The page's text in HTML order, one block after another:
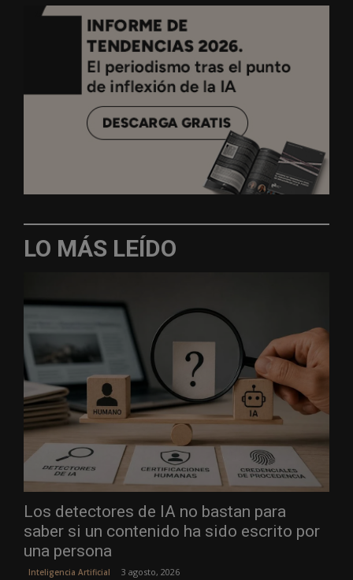
LO MÁS LEÍDO
Los detectores de IA no bastan para
saber si un contenido ha sido escrito por
una persona
Inteligencia Artificial 3 agosto, 2026